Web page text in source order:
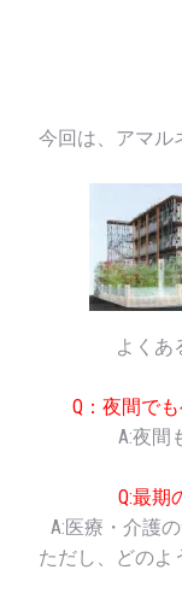
今回は、アマル
よくあ
Q：夜間で
A:夜間
Q:最期
A:医療・介護
ただし、どのよ